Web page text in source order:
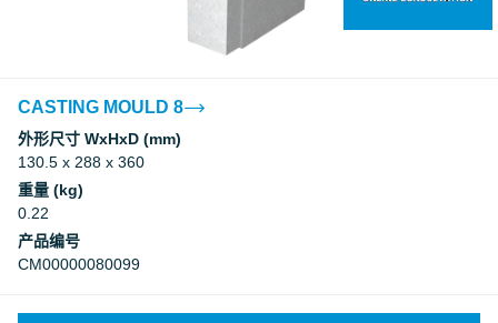
CASTING MOULD 8
外形尺寸 WxHxD (mm)
130.5 x 288 x 360
重量 (kg)
0.22
产品编号
CM00000080099